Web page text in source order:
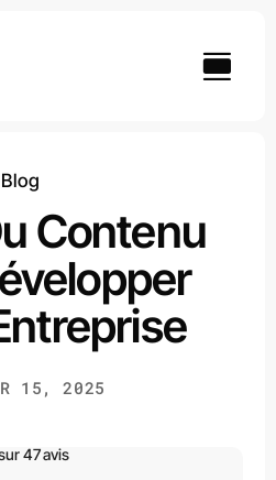
Blog
Contenu
15, 2025
47avis